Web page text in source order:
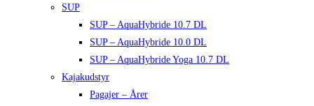
SUP
SUP – AquaHybride 10.7 DL
SUP – AquaHybride 10.0 DL
SUP – AquaHybride Yoga 10.7 DL
Kajakudstyr
Pagajer – Årer